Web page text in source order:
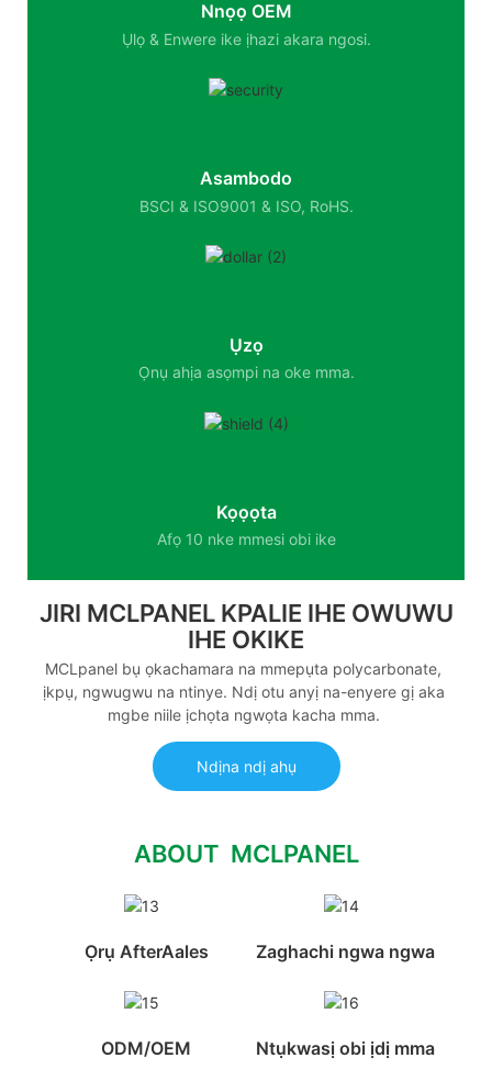
Nnọọ OEM
Ụlọ & Enwere ike ịhazi akara ngosi.
Asambodo
BSCI & ISO9001 & ISO, RoHS.
Ụzọ
Ọnụ ahịa asọmpi na oke mma.
Kọọọta
Afọ 10 nke mmesi obi ike
JIRI MCLPANEL KPALIE IHE OWUWU
IHE OKIKE
MCLpanel bụ ọkachamara na mmepụta polycarbonate,
ịkpụ, ngwugwu na ntinye. Ndị otu anyị na-enyere gị aka
mgbe niile ịchọta ngwọta kacha mma.
Ndịna ndị ahụ
ABOUT MCLPANEL
Ọrụ AfterAales Zaghachi ngwa ngwa
ODM/OEM Ntụkwasị obi ịdị mma